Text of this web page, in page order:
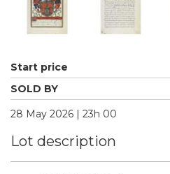
Start price
SOLD BY
28 May 2026 | 23h 00
Lot description